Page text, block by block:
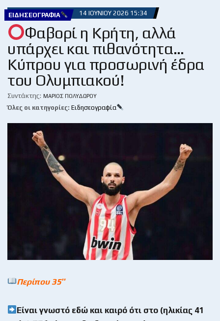
ΕΙΔΗΣΕΟΓΡΑΦΊΑ 14 ΙΟΥΝΊΟΥ 2026 15:34
Φαβορί η Κρήτη, αλλά
υπάρχει και πιθανότητα…
Κύπρου για προσωρινή έδρα
του Ολυμπιακού!
Συντάκτης: ΜΆΡΙΟΣ ΠΟΛΥΔΏΡΟΥ
Όλες οι κατηγορίες: Ειδησεογραφία
Περίπου 35″
Είναι γνωστό εδώ και καιρό ότι στο (ηλικίας 41